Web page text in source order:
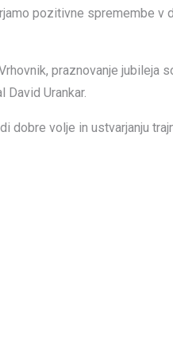
pozitivne spremembe
praznovanje jubileja
Urankar.
dobre volje in ustvarjanju